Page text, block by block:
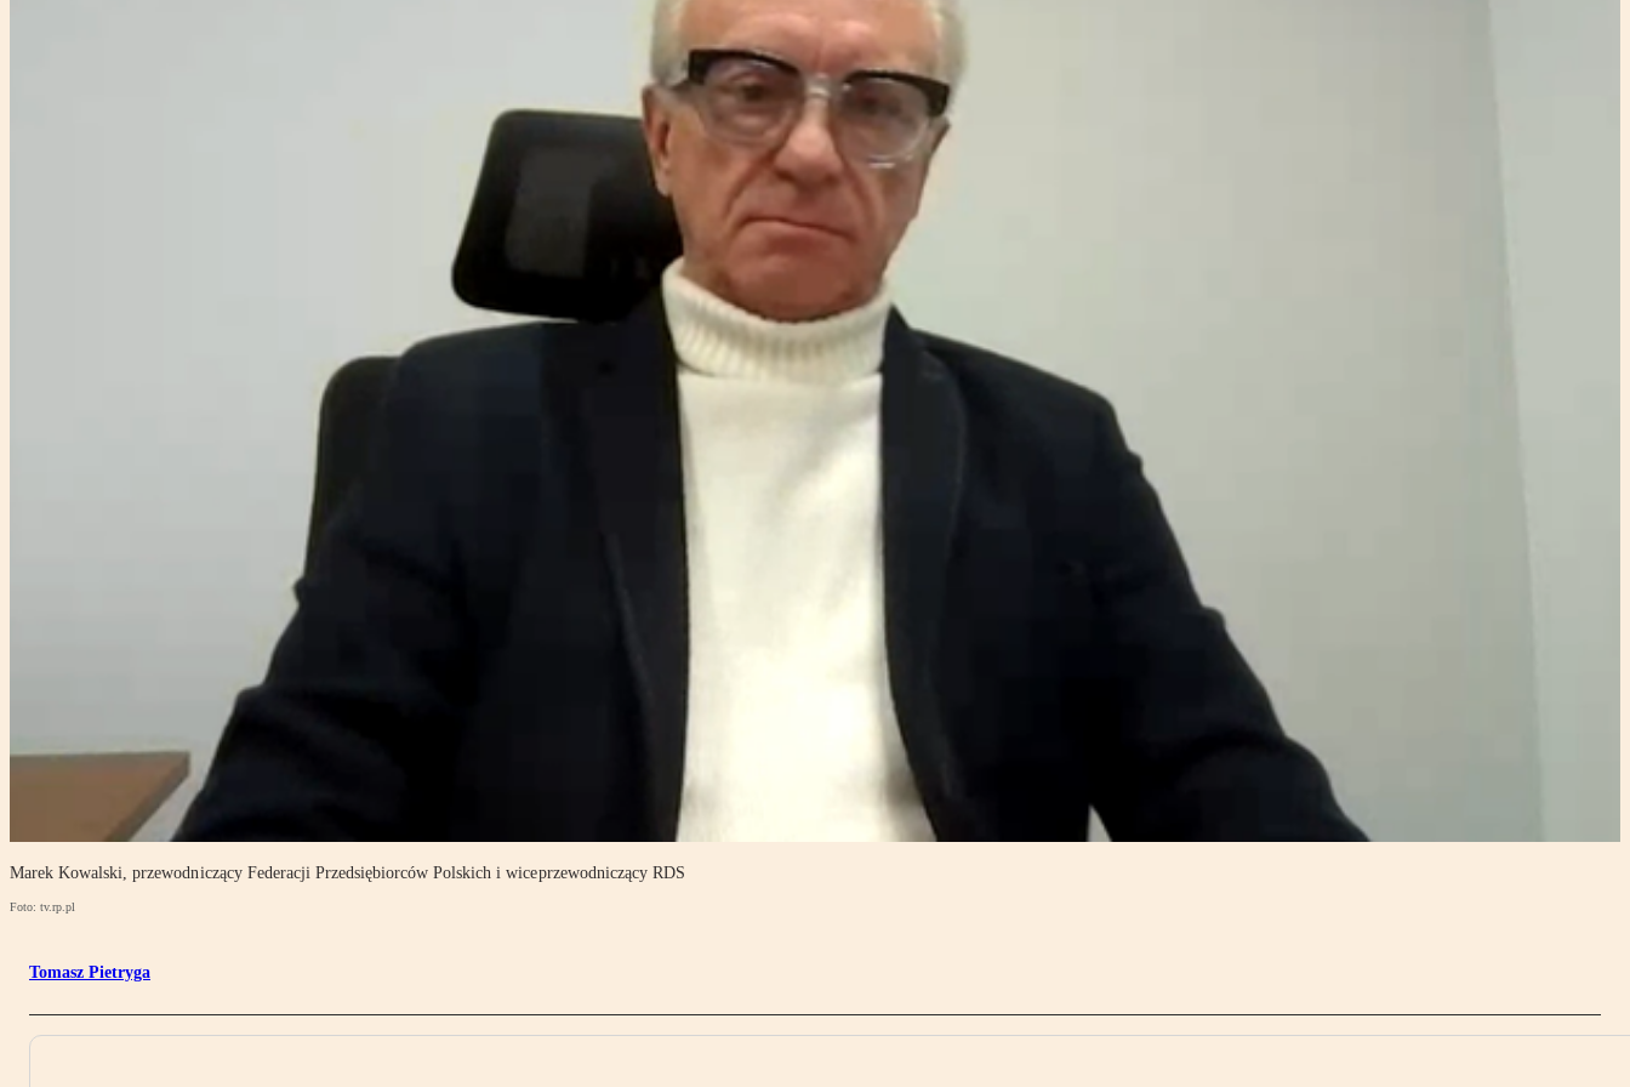
Marek Kowalski, przewodniczący Federacji Przedsiębiorców Polskich i wiceprzewodniczący RDS
Foto: tv.rp.pl
Tomasz Pietryga